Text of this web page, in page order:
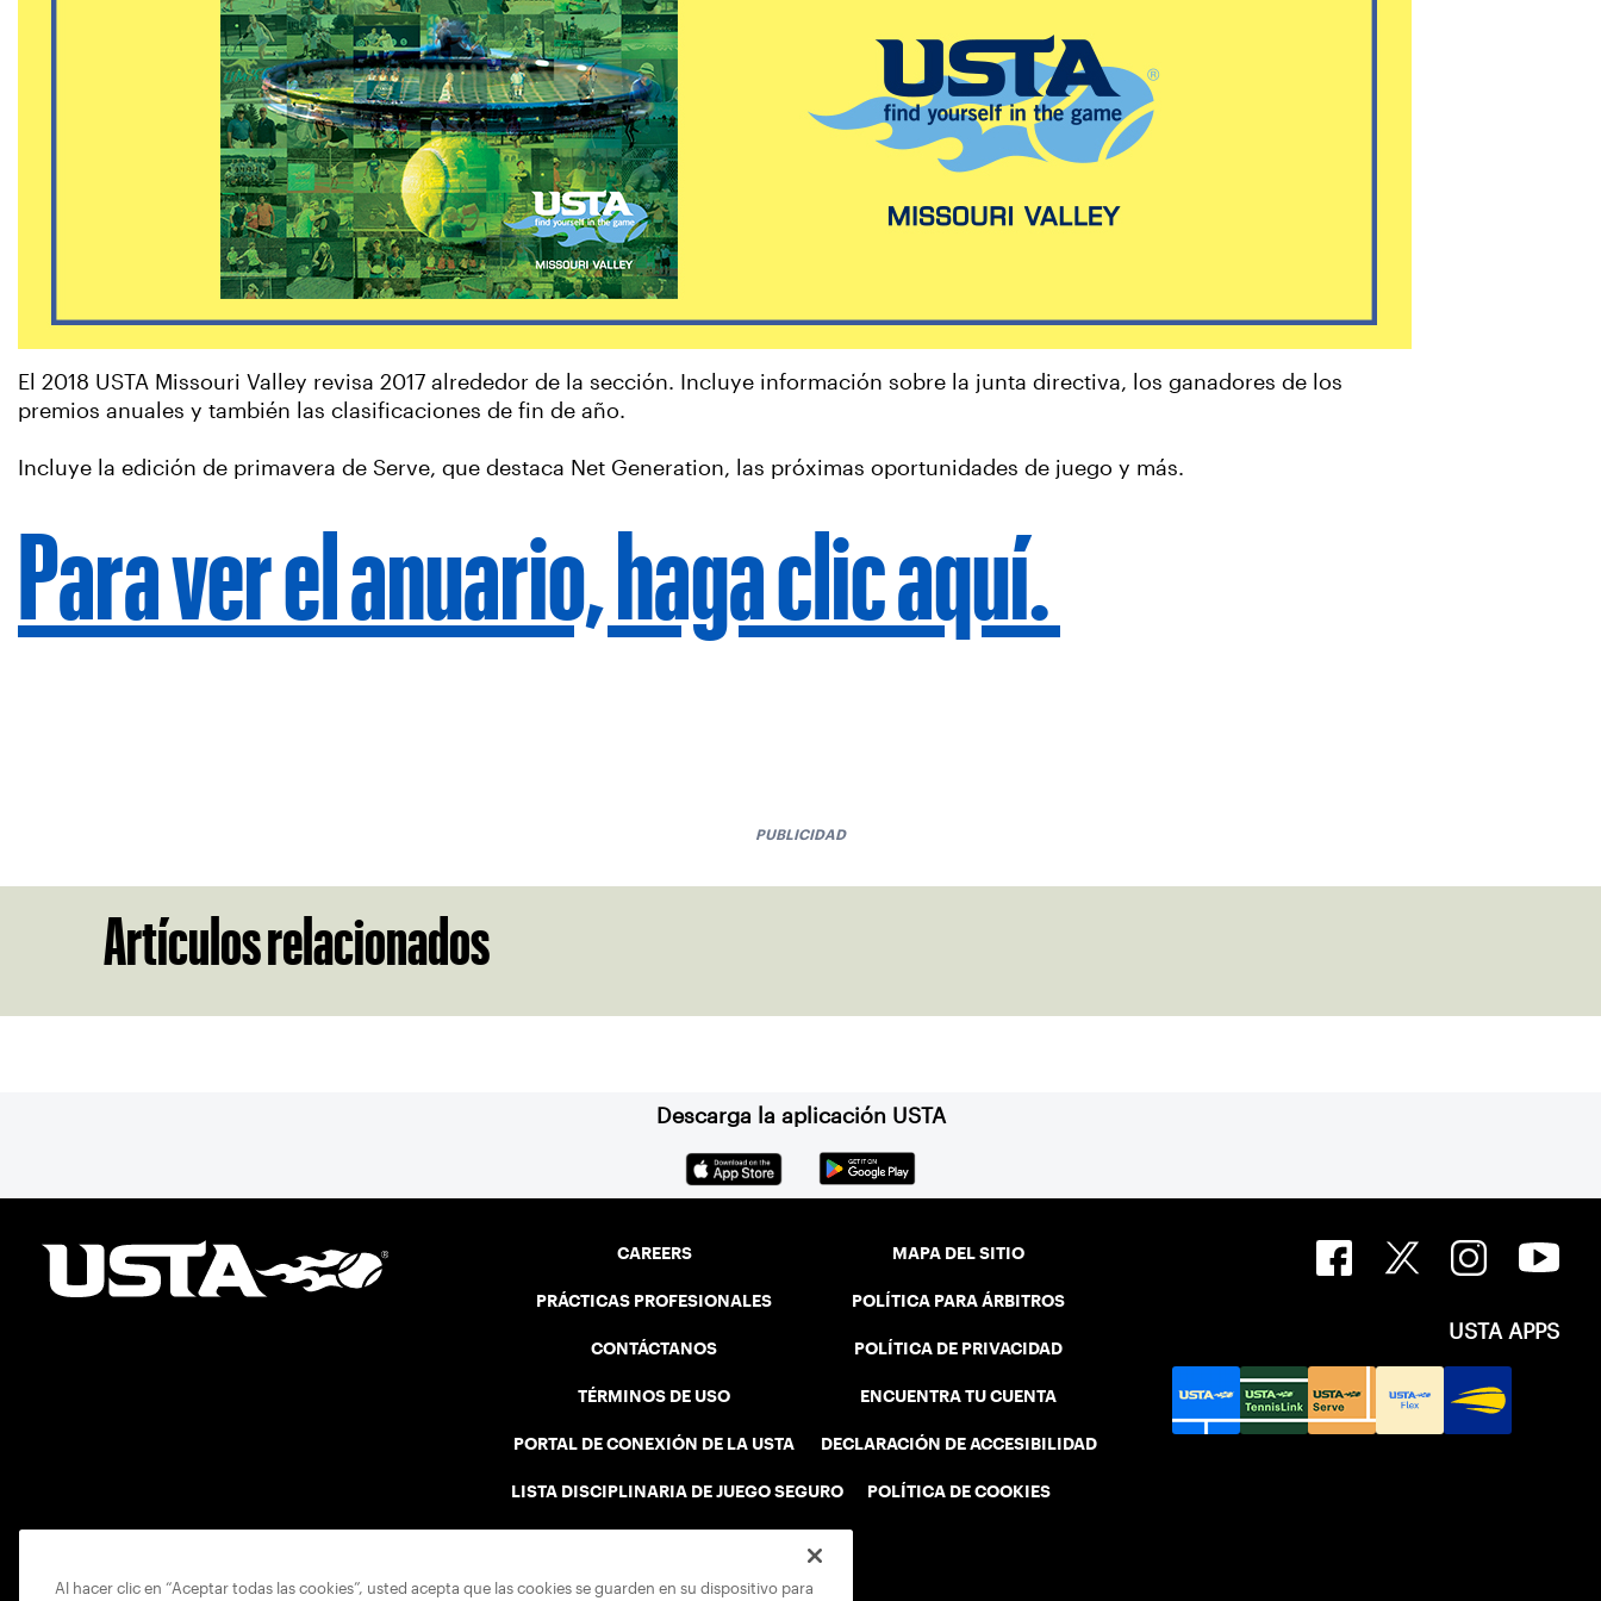
El 2018 USTA Missouri Valley revisa 2017 alrededor de la sección. Incluye información sobre la junta directiva, los ganadores de los
premios anuales y también las clasificaciones de fin de año.
Incluye la edición de primavera de Serve, que destaca Net Generation, las próximas oportunidades de juego y más.
Para ver el anuario, haga clic aquí.
PUBLICIDAD
Artículos relacionados
Descarga la aplicación USTA
CAREERS
PRÁCTICAS PROFESIONALES
CONTÁCTANOS
TÉRMINOS DE USO
PORTAL DE CONEXIÓN DE LA USTA
LISTA DISCIPLINARIA DE JUEGO SEGURO
MAPA DEL SITIO
POLÍTICA PARA ÁRBITROS
POLÍTICA DE PRIVACIDAD
ENCUENTRA TU CUENTA
DECLARACIÓN DE ACCESIBILIDAD
POLÍTICA DE COOKIES
USTA APPS
Al hacer clic en “Aceptar todas las cookies”, usted acepta que las cookies se guarden en su dispositivo para